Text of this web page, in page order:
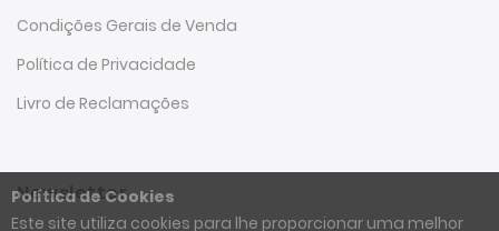
Política de Cookies
Este site utiliza cookies para lhe proporcionar uma melhor
Condições Gerais de Venda
Política de Privacidade
Livro de Reclamações
Newsletter